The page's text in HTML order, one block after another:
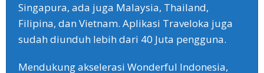
Singapura, ada juga Malaysia, Thailand,
Filipina, dan Vietnam. Aplikasi Traveloka juga
sudah diunduh lebih dari 40 Juta pengguna.
Mendukung akselerasi Wonderful Indonesia,